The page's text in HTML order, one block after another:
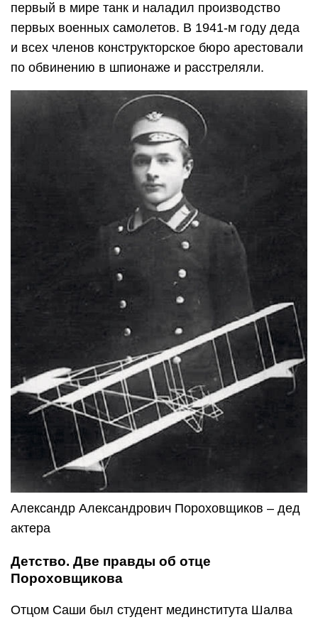
первый в мире танк и наладил производство
первых военных самолетов. В 1941-м году деда
и всех членов конструкторское бюро арестовали
по обвинению в шпионаже и расстреляли.
Александр Александрович Пороховщиков – дед
актера
Детство. Две правды об отце
Пороховщикова
Отцом Саши был студент мединститута Шалва